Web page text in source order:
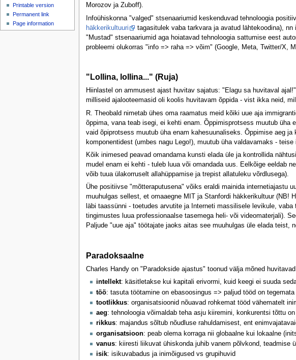
Morozov ja Zuboff).
Infoühiskonna "valged" stsenaariumid keskenduvad tehnoloogia
häkkerikultuuri
tagasitulek vaba tarkvara ja avatud lähtekoodina),
"Mustad" stsenaariumid aga hoiatavad tehnoloogia sattumise eest
probleemi olukorras "info => raha => võim" (Google, Meta, Twitter/X,
"Lollina, lollina..." (Ruja)
Hiinlastel on ammusest ajast huvitav sajatus: "Elagu sa huvitaval
milliseid ajalooteemasid oli koolis huvitavam õppida - vist ikka neid,
R. Theobald nimetab ühes oma raamatus meid kõiki uue aja
õppima, vana teab isegi, ei kehti enam. Õppimisprotsess muutub üha
vaid õpiprotsess muutub üha enam kahesuunaliseks. Õppimise aeg ja
komponentidest (umbes nagu Lego!), muutub üha valdavamaks -
Kõik inimesed peavad omandama kunsti elada üle ja kontrollida
mudel enam ei kehti - tuleb luua või omandada uus. Eelkõige eeldab
võib tuua ülakorruselt allahüppamise ja trepist allatuleku võrdlusega).
Ühe positiivse "mõtteraputusena" võiks eraldi mainida internetiajastu
muuhulgas sellest, et omaaegne MIT ja Stanfordi häkkerikultuur (NB!
läbi taassünni - toetudes arvutite ja Interneti massilisele levikule,
tingimustes luua professionaalse tasemega heli- või videomaterjali).
Paljude "uue aja" töötajate jaoks aitas see muuhulgas üle elada teist,
Paradoksaalne
Charles Handy on "Paradokside ajastus" toonud välja mõned
intellekt: käsitletakse kui kapitali erivormi, kuid keegi ei suuda
töö: tasuta töötamine on ebasoosingus => paljud tööd on
tootlikkus: organisatsioonid nõuavad rohkemat tööd vähematelt
aeg: tehnoloogia võimaldab teha asju kiiremini, konkurentsi tõttu
rikkus: majandus sõltub nõudluse rahuldamisest, ent
organisatsioon: peab olema korraga nii globaalne kui lokaalne
vanus: kiiresti liikuvat ühiskonda juhib vanem põlvkond, teadmise
isik: isikuvabadus ja inimõigused vs grupihuvid
Printable version
Permanent link
Page information